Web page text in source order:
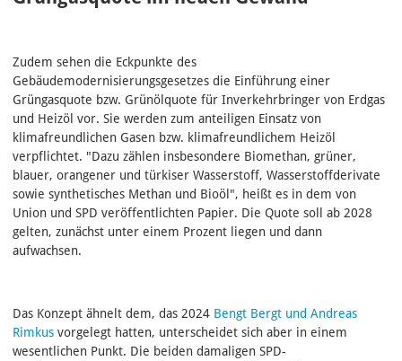
Zudem sehen die Eckpunkte des
Gebäudemodernisierungsgesetzes die Einführung einer
Grüngasquote bzw. Grünölquote für Inverkehrbringer von Erdgas
und Heizöl vor. Sie werden zum anteiligen Einsatz von
klimafreundlichen Gasen bzw. klimafreundlichem Heizöl
verpflichtet. "Dazu zählen insbesondere Biomethan, grüner,
blauer, orangener und türkiser Wasserstoff, Wasserstoffderivate
sowie synthetisches Methan und Bioöl", heißt es in dem von
Union und SPD veröffentlichten Papier. Die Quote soll ab 2028
gelten, zunächst unter einem Prozent liegen und dann
aufwachsen.
Das Konzept ähnelt dem, das 2024 Bengt Bergt und Andreas
Rimkus vorgelegt hatten, unterscheidet sich aber in einem
wesentlichen Punkt. Die beiden damaligen SPD-